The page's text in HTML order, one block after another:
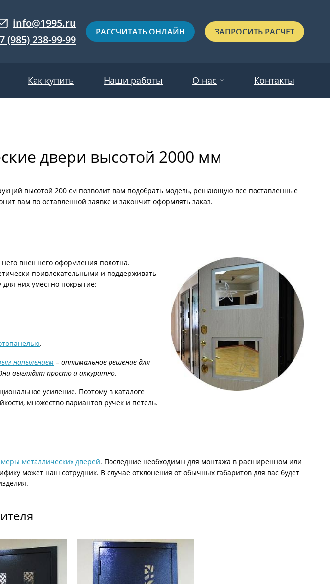
info@1995.ru
(985) 238-99-99
РАССЧИТАТЬ ОНЛАЙН ЗАПРОСИТЬ РАСЧЕТ
Белые двери
Серые двери
Светлые двери
Черные
Синие
С выдавленным рисунком
Как купить Наши работы О нас Контакты
двери высотой 2000 мм
высотой 200 см позволит вам подобрать модель, решающую все поставленные
вам по оставленной заявке и закончит оформлять заказ.
внешнего оформления полотна.
привлекательными и поддерживать
них уместно покрытие:
.
напылением – оптимальное решение для
выглядят просто и аккуратно.
усиление. Поэтому в каталоге
множество вариантов ручек и петель.
металлических дверей. Последние необходимы для монтажа в расширенном или
может наш сотрудник. В случае отклонения от обычных габаритов для вас будет